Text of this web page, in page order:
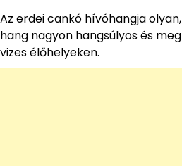
Az erdei cankó hívóhangja
hang nagyon hangsúlyos és
vizes élőhelyeken.